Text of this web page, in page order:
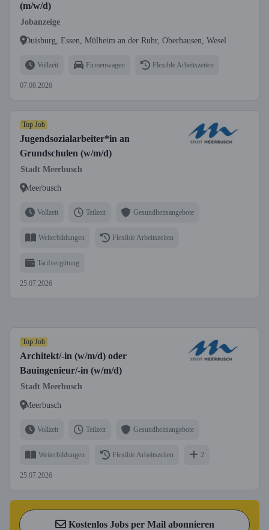
(m/w/d)
Jobanzeige
Duisburg, Essen, Mülheim an der Ruhr, Oberhausen, Wesel
Vollzeit Firmenwagen Flexible Arbeitszeiten
07.08.2026
Top Job
Jugendsozialarbeiter*in an
Grundschulen (w/m/d)
Stadt Meerbusch
Meerbusch
Vollzeit Teilzeit Gesundheitsangebote
Weiterbildungen Flexible Arbeitszeiten
Tarifvergütung
25.07.2026
Top Job
Architekt/-in (w/m/d) oder
Bauingenieur/-in (w/m/d)
Stadt Meerbusch
Meerbusch
Vollzeit Teilzeit Gesundheitsangebote
Weiterbildungen Flexible Arbeitszeiten 2
25.07.2026
Kostenlos Jobs per Mail abonnieren